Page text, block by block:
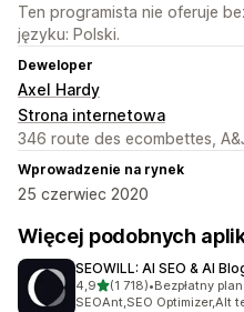
Ten programista nie oferuje
języku: Polski.
Deweloper
Axel Hardy
Strona internetowa
346 route des ecombettes,
Wprowadzenie na rynek
25 czerwiec 2020
Więcej podobnych
SEOWILL: AI SEO & AI
4,9na 5 gwiazdek
(1 718)
Łączna liczba recenzji: 1718
•Bezpłatny
SEOAnt,SEO Optimizer,Alt